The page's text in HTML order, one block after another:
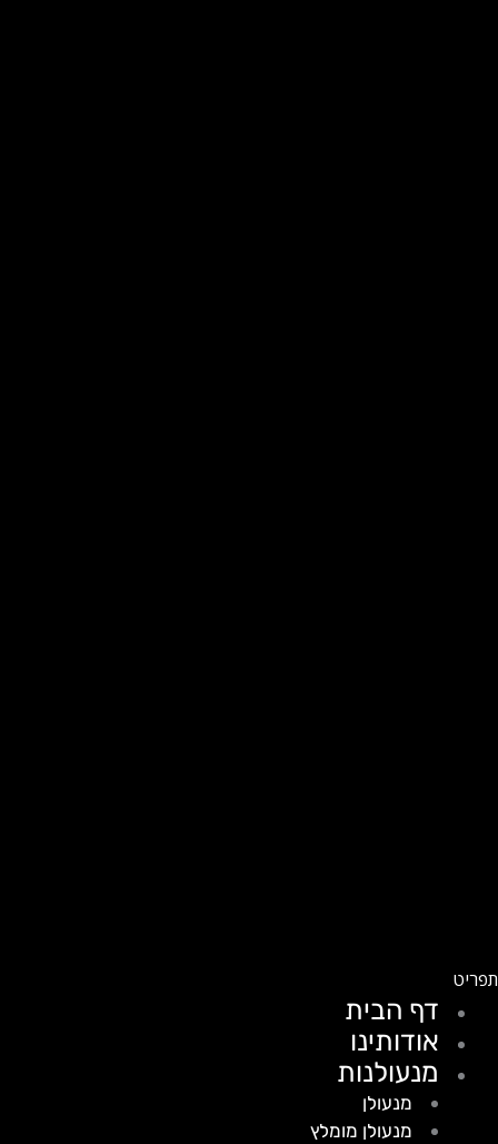
דף הבית
אודותינו
מנעולנות
מנעולן
מנעולן מומלץ